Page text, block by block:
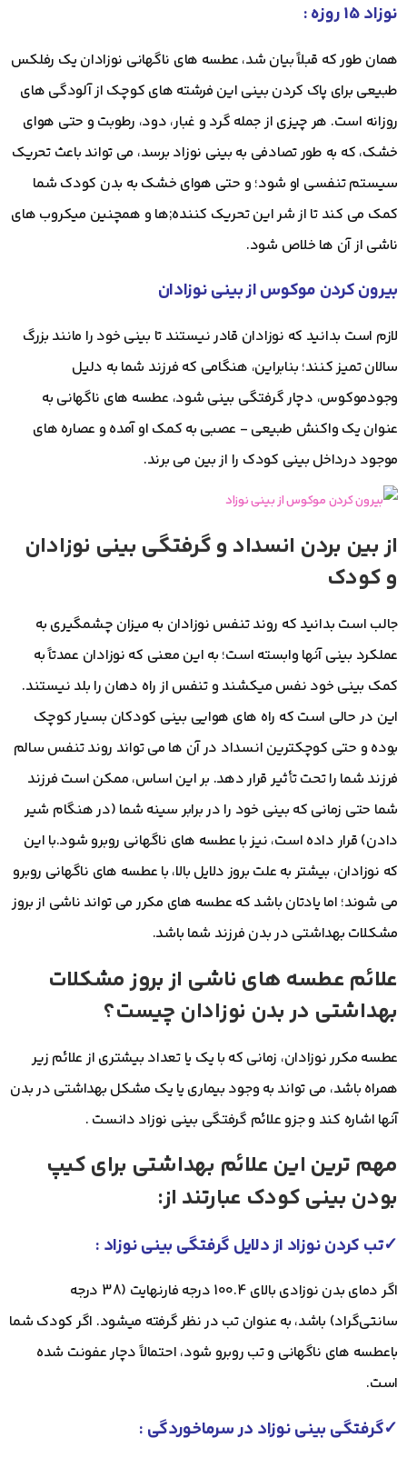
نوزاد 15 روزه :
همان طور که قبلاً بیان شد، عطسه های ناگهانی نوزادان یک رفلکس
طبیعی برای پاک کردن بینی این فرشته های کوچک از آلودگی های
روزانه است. هر چیزی از جمله گرد و غبار، دود، رطوبت و حتی هوای
خشک، که به طور تصادفی به بینی نوزاد برسد، می تواند باعث تحریک
سیستم تنفسی او شود؛ و حتی هوای خشک به بدن کودک شما
کمک می کند تا از شر این تحریک کننده;ها و همچنین میکروب های
ناشی از آن ها خلاص شود.
بیرون کردن موکوس از بینی نوزادان
لازم است بدانید که نوزادان قادر نیستند تا بینی خود را مانند بزرگ
سالان تمیز کنند؛ بنابراین، هنگامی که فرزند شما به دلیل
وجودموکوس، دچار گرفتگی بینی شود، عطسه های ناگهانی به
عنوان یک واکنش طبیعی - عصبی به کمک او آمده و عصاره های
موجود درداخل بینی کودک را از بین می برند.
از بین بردن انسداد و گرفتگی بینی نوزادان
و کودک
جالب است بدانید که روند تنفس نوزادان به میزان چشمگیری به
عملکرد بینی آنها وابسته است؛ به این معنی که نوزادان عمدتاً به
کمک بینی خود نفس میکشند و تنفس از راه دهان را بلد نیستند.
این در حالی است که راه های هوایی بینی کودکان بسیار کوچک
بوده و حتی کوچکترین انسداد در آن ها می تواند روند تنفس سالم
فرزند شما را تحت تأثیر قرار دهد. بر این اساس، ممکن است فرزند
شما حتی زمانی که بینی خود را در برابر سینه شما (در هنگام شیر
دادن) قرار داده است، نیز با عطسه های ناگهانی روبرو شود.با این
که نوزادان، بیشتر به علت بروز دلایل بالا، با عطسه های ناگهانی روبرو
می شوند؛ اما یادتان باشد که عطسه های مکرر می تواند ناشی از بروز
مشکلات بهداشتی در بدن فرزند شما باشد.
علائم عطسه های ناشی از بروز مشکلات
بهداشتی در بدن نوزادان چیست؟
عطسه مکرر نوزادان، زمانی که با یک یا تعداد بیشتری از علائم زیر
همراه باشد، می تواند به وجود بیماری یا یک مشکل بهداشتی در بدن
آنها اشاره کند و جزو علائم گرفتگی بینی نوزاد دانست .
مهم ترین این علائم بهداشتی برای کیپ
بودن بینی کودک عبارتند از:
✓تب کردن نوزاد از دلایل گرفتگی بینی نوزاد :
اگر دمای بدن نوزادی بالای 100.4 درجه فارنهایت (38 درجه
سانتی‌‌‌گراد) باشد، به عنوان تب در نظر گرفته میشود. اگر کودک شما
باعطسه های ناگهانی و تب روبرو شود، احتمالاً دچار عفونت شده
است.
✓گرفتگی بینی نوزاد در سرماخوردگی :